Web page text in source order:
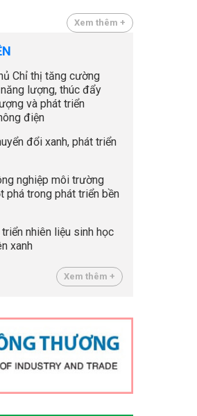
Xem thêm +
Chỉ thị tăng cường
lượng, thúc đẩy
và phát triển
điện
đổi xanh, phát triển
nghiệp môi trường
phá trong phát triển bền
nhiên liệu sinh học
xanh
Xem thêm +